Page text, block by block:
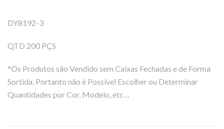
DY8192-3
QTD 200 PÇS
*Os Produtos são Vendido sem Caixas Fechadas e de Forma
Sortida, Portanto não é Possível Escolher ou Determinar
Quantidades por Cor, Modelo, etc…